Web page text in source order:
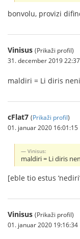
bonvolu, provizi
Vinisus (Prikaži profil)
31. december 2019
maldiri = Li diris
cFlat7 (Prikaži profil)
01. januar 2020 16:01:15
Vinisus:
maldiri = Li diris
[eble tio estus
Vinisus (Prikaži profil)
01. januar 2020 19:16:34